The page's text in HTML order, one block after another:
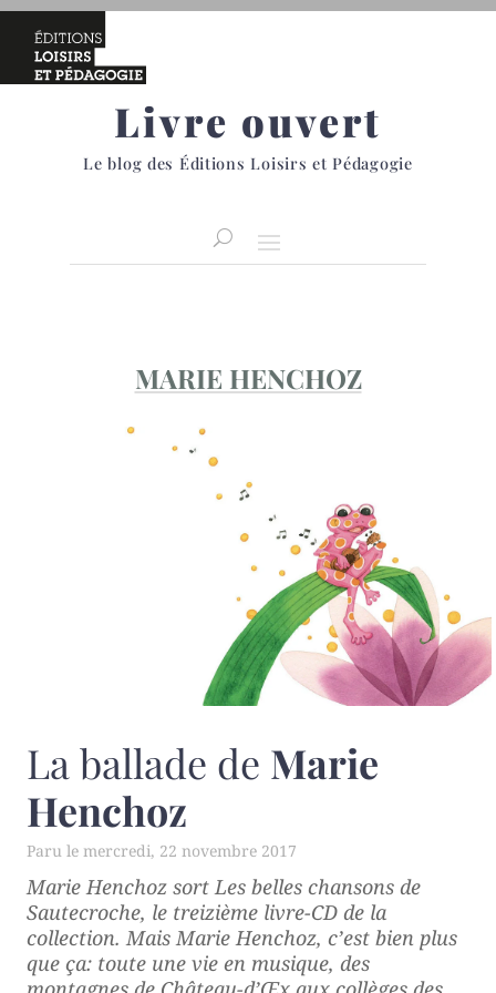
Livre ouvert
Le blog des Éditions Loisirs et Pédagogie
MARIE HENCHOZ
La ballade de Marie
Henchoz
mercredi, 22 novembre 2017
Marie Henchoz sort Les belles chansons de
Sautecroche, le treizième livre-CD de la
collection. Mais Marie Henchoz, c’est bien plus
que ça: toute une vie en musique, des